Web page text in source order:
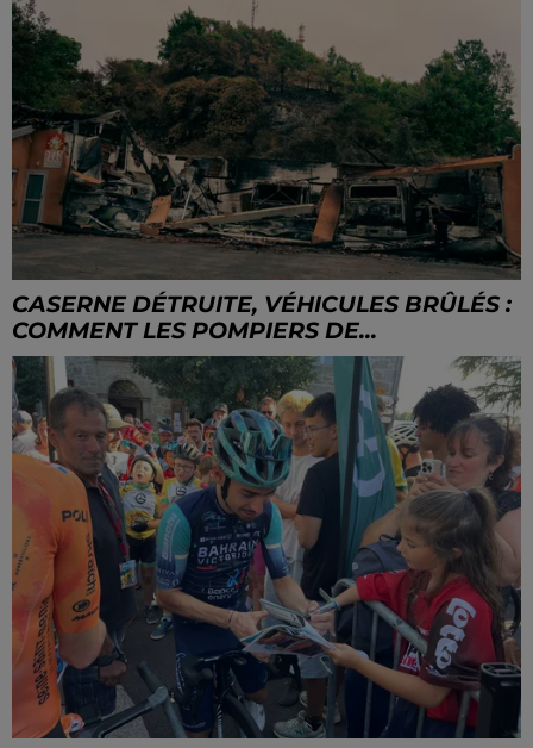
CASERNE DÉTRUITE, VÉHICULES BRÛLÉS :
COMMENT LES POMPIERS DE...